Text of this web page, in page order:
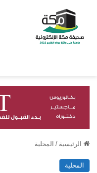
الرئيسية / المحلية
المحلية